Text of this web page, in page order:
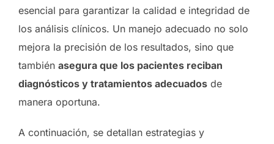
esencial para garantizar la calidad e integridad de
los análisis clínicos. Un manejo adecuado no solo
mejora la precisión de los resultados, sino que
también asegura que los pacientes reciban
diagnósticos y tratamientos adecuados de
manera oportuna.
A continuación, se detallan estrategias y